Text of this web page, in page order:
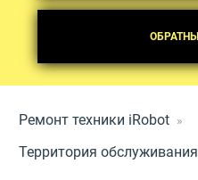
Ремонт техники iRobot
Территория обслуживания